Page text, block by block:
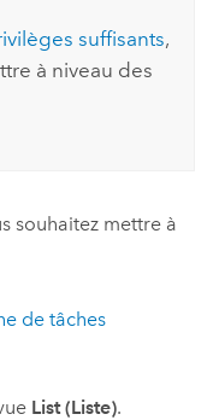
suffisants,
à niveau des
souhaitez mettre à
de tâches
List (Liste).